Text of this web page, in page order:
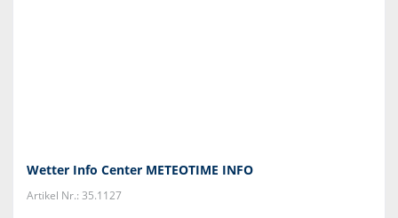
Wetter Info Center METEOTIME INFO
Artikel Nr.: 35.1127